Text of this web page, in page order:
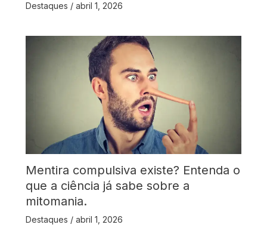
Destaques / abril 1, 2026
Mentira compulsiva existe? Entenda o
que a ciência já sabe sobre a
mitomania.
Destaques / abril 1, 2026